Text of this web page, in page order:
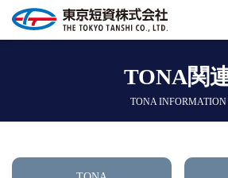
TONA関
TONA INFORMATION